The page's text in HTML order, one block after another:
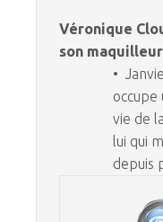
Véronique
son
•
occupe
vie de
lui qui
depuis